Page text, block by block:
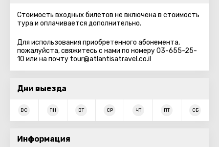
Стоимость входных билетов не включена в стоимость
тура и оплачивается дополнительно.
Для использования приобретенного абонемента,
пожалуйста, свяжитесь с нами по номеру 03-655-25-
10 или на почту tour@atlantisatravel.co.il
Дни выезда
ВС ПН ВТ СР ЧТ ПТ СБ
Информация